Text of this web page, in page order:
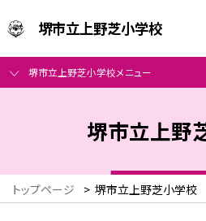
堺市立上野芝小学校
堺市立上野芝小学校メニュー
堺市立上野
トップページ > 堺市立上野芝小学校